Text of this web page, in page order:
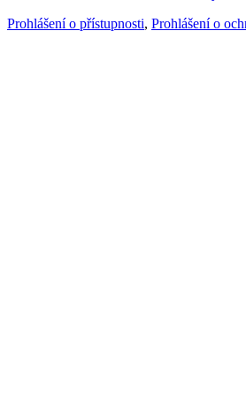
Prohlášení o přístupnosti, Prohlášení o